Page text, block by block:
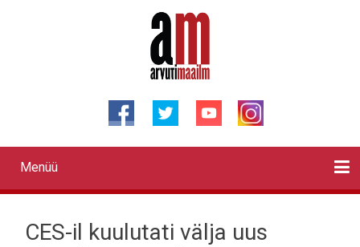
Primary
links
Menüü
CES-il kuulutati välja uus